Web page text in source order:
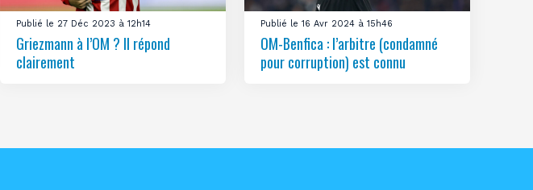
Publié le 27 Déc 2023 à 12h14
Griezmann à l’OM ? Il répond
clairement
Publié le 16 Avr 2024 à 15h46
OM-Benfica : l’arbitre (condamné
pour corruption) est connu